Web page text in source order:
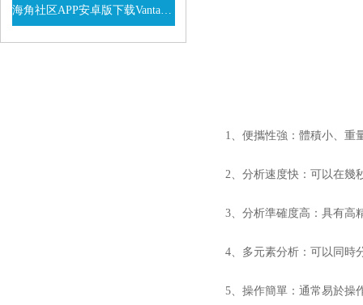
海角社区APP安卓版下载Vanta係列VEL手持式XRF光譜儀
查看詳情
1、便攜性強：體積小、重量
2、分析速度快：可以在幾秒
3、分析準確度高：具有高精
4、多元素分析：可以同時分
5、操作簡單：通常易於操作